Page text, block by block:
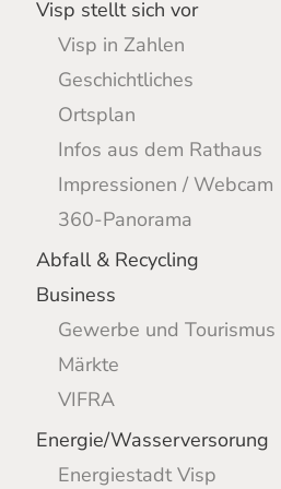
Visp stellt sich vor
Visp in Zahlen
Geschichtliches
Ortsplan
Infos aus dem Rathaus
Impressionen / Webcam
360-Panorama
Abfall & Recycling
Business
Gewerbe und Tourismus
Märkte
VIFRA
Energie/Wasserversorung
Energiestadt Visp